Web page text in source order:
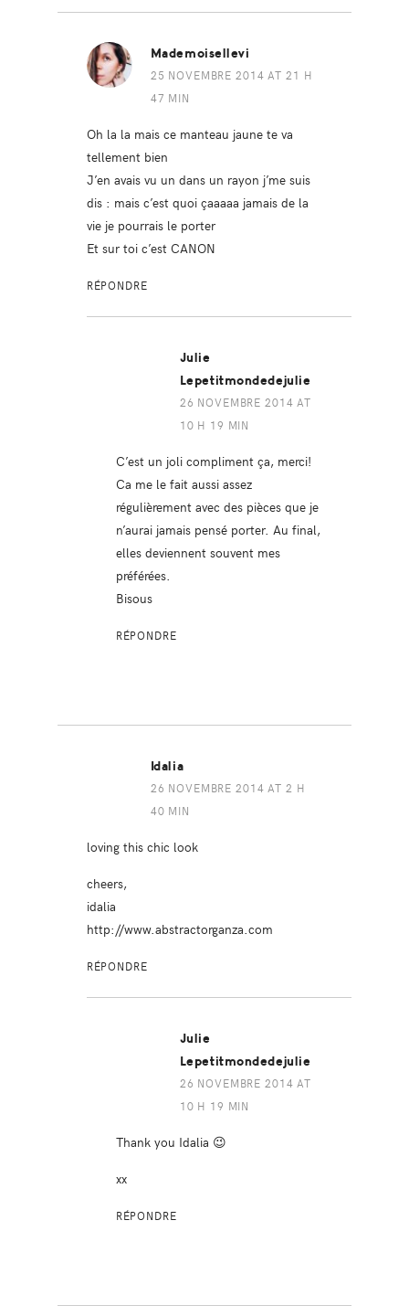
Mademoisellevi
25 NOVEMBRE 2014 AT 21 H
47 MIN
Oh la la mais ce manteau jaune te va
tellement bien
J’en avais vu un dans un rayon j’me suis
dis : mais c’est quoi çaaaaa jamais de la
vie je pourrais le porter
Et sur toi c’est CANON
RÉPONDRE
Julie
Lepetitmondedejulie
26 NOVEMBRE 2014 AT
10 H 19 MIN
C’est un joli compliment ça, merci!
Ca me le fait aussi assez
régulièrement avec des pièces que je
n’aurai jamais pensé porter. Au final,
elles deviennent souvent mes
préférées.
Bisous
RÉPONDRE
Idalia
26 NOVEMBRE 2014 AT 2 H
40 MIN
loving this chic look
cheers,
idalia
http://www.abstractorganza.com
RÉPONDRE
Julie
Lepetitmondedejulie
26 NOVEMBRE 2014 AT
10 H 19 MIN
Thank you Idalia 😉
xx
RÉPONDRE